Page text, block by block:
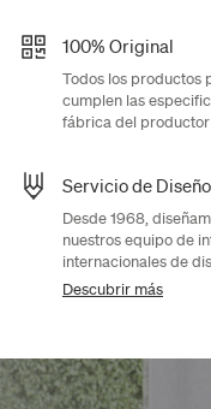
100% Original
Todos los productos
cumplen las
fábrica del
Servicio de
Desde 1968,
nuestros equipo de
internacionales de
Descubrir más